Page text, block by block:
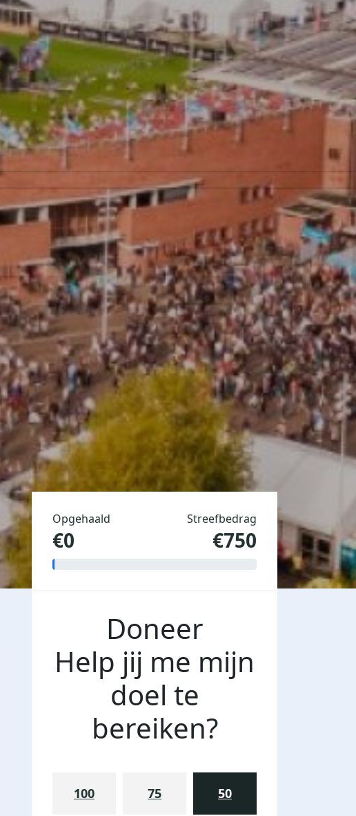
Opgehaald
€0
Streefbedrag
€750
Doneer
Help jij me mijn
doel te
bereiken?
100 75 50